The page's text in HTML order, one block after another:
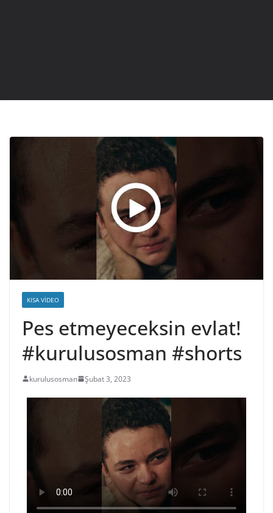
KISA VIDEO
Pes etmeyeceksin evlat!
#kurulusosman #shorts
kurulusosman Şubat 3, 2023